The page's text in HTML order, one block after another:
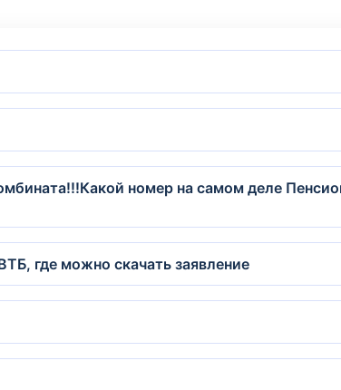
номер на самом деле
где можно скачать заявление